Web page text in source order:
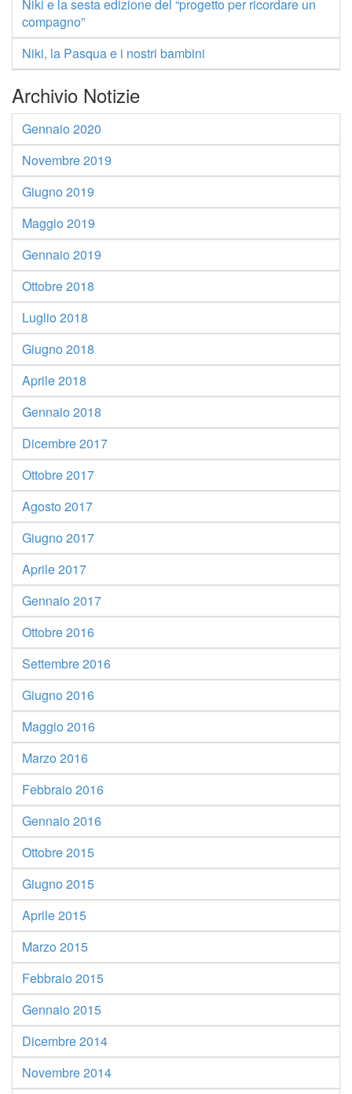
Niki e la sesta edizione del “progetto per ricordare un
compagno”
Niki, la Pasqua e i nostri bambini
Archivio Notizie
Gennaio 2020
Novembre 2019
Giugno 2019
Maggio 2019
Gennaio 2019
Ottobre 2018
Luglio 2018
Giugno 2018
Aprile 2018
Gennaio 2018
Dicembre 2017
Ottobre 2017
Agosto 2017
Giugno 2017
Aprile 2017
Gennaio 2017
Ottobre 2016
Settembre 2016
Giugno 2016
Maggio 2016
Marzo 2016
Febbraio 2016
Gennaio 2016
Ottobre 2015
Giugno 2015
Aprile 2015
Marzo 2015
Febbraio 2015
Gennaio 2015
Dicembre 2014
Novembre 2014